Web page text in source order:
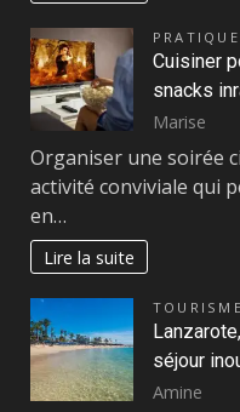
PRATIQUE
Cuisiner
snacks
Marise
Organiser une soirée
activité conviviale qui
en…
Lire la suite
TOURISME
séjour
Amine